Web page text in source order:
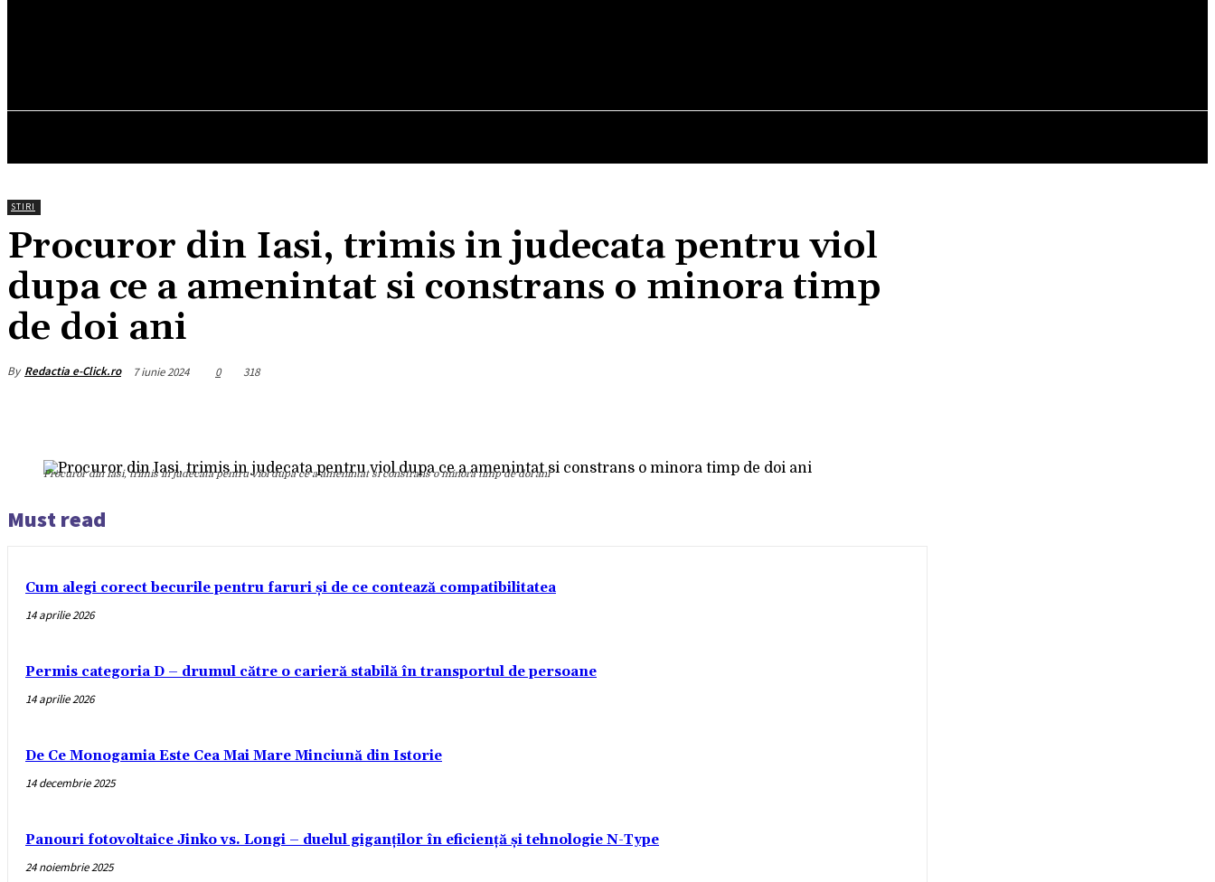
STIRI
Procuror din Iasi, trimis in judecata pentru viol
dupa ce a amenintat si constrans o minora timp
de doi ani
By Redactia e-Click.ro 7 iunie 2024 0 318
Procuror din Iasi, trimis in judecata pentru viol dupa ce a amenintat si constrans o minora timp de doi ani
Must read
Cum alegi corect becurile pentru faruri și de ce contează compatibilitatea
14 aprilie 2026
Permis categoria D – drumul către o carieră stabilă în transportul de persoane
14 aprilie 2026
De Ce Monogamia Este Cea Mai Mare Minciună din Istorie
14 decembrie 2025
Panouri fotovoltaice Jinko vs. Longi – duelul giganților în eficiență și tehnologie N-Type
24 noiembrie 2025